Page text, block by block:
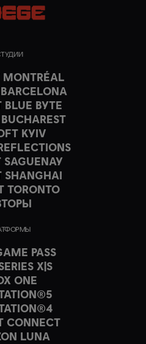
MONTRÉAL
BLUE BYTE
KYIV
SAGUENAY
SHANGHAI
TORONTO
PASS
X|S
ONE
CONNECT
LUNA